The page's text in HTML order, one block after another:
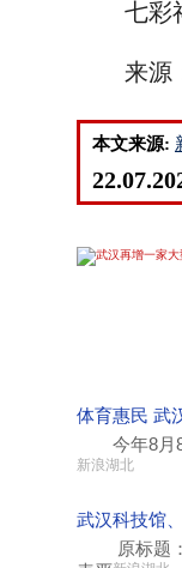
七彩祥
来源
本文来源:
体育惠民 武
今年8月8
新浪湖北
武汉科技馆
原标题：[